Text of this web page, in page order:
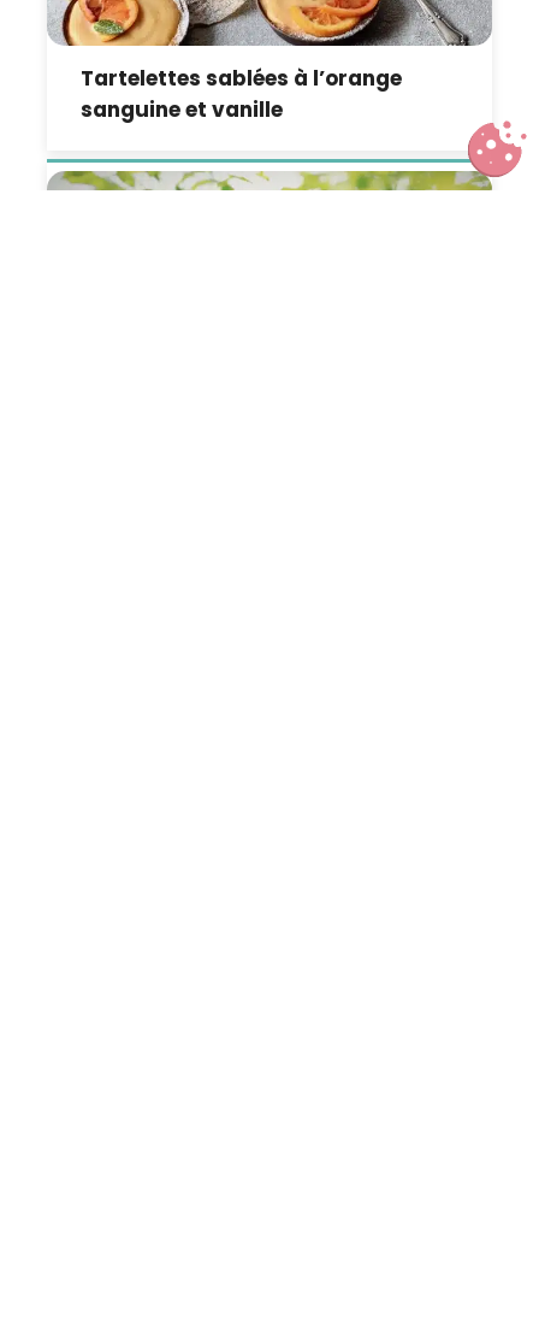
Tartelettes sablées à l’orange
sanguine et vanille